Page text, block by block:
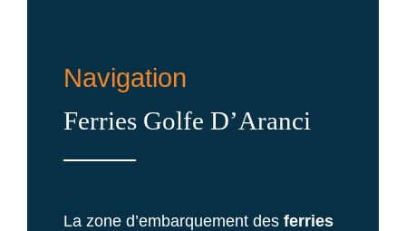
Navigation
Ferries Golfe D’Aranci
La zone d’embarquement des ferries